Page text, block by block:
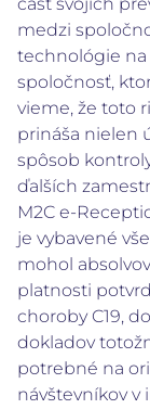
časť svojich
medzi
technológie na
spoločnosť,
vieme, že toto
prináša nielen
spôsob
ďalších
M2C e-
je vybavené
mohol
platnosti
choroby C19,
dokladov
potrebné na
návštevníkov